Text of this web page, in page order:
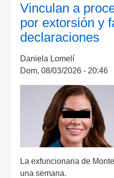
Vinculan a
por extorsión y
declaraciones
Daniela Lomelí
Dom, 08/03/2026 - 20:46
La exfuncionaria de
una semana.